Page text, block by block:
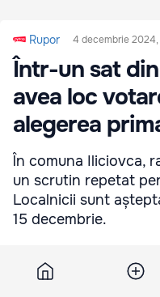
Rupor 4 decembrie
Într-un sat
avea loc
alegerea
În comuna Iliciovca,
un scrutin repetat
Localnicii sunt
15 decembrie.